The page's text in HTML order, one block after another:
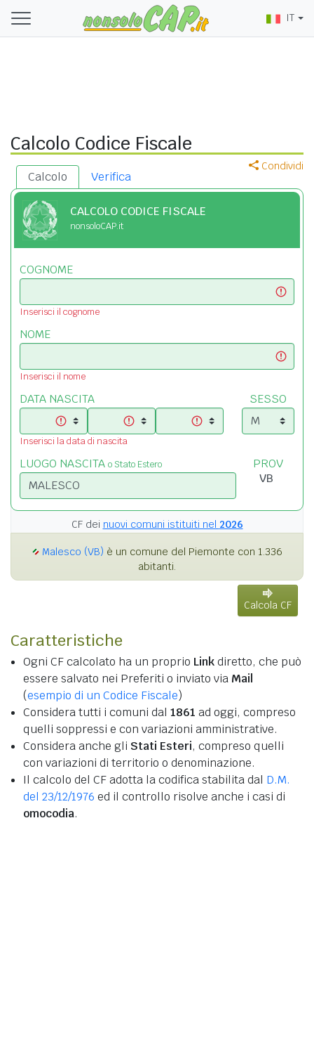
IT
Calcolo Codice Fiscale
Condividi
Calcolo Verifica
CALCOLO CODICE FISCALE
nonsoloCAP.it
COGNOME
Inserisci il cognome
NOME
Inserisci il nome
DATA NASCITA
Inserisci la data di nascita
SESSO
LUOGO NASCITA o Stato Estero PROV
CF dei nuovi comuni istituiti nel 2026
Malesco (VB) è un comune del Piemonte con 1.336
abitanti.
Calcola CF
Caratteristiche
Ogni CF calcolato ha un proprio Linkdiretto, che può
essere salvato nei Preferiti o inviato via Mail
(esempio di un Codice Fiscale)
Considera tutti i comuni dal 1861 ad oggi, compreso
quelli soppressi e con variazioni amministrative.
Considera anche gli Stati Esteri, compreso quelli
con variazioni di territorio o denominazione.
Il calcolo del CF adotta la codifica stabilita dal D.M.
del 23/12/1976 ed il controllo risolve anche i casi di
omocodia.